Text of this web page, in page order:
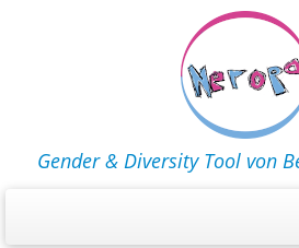
Gender & Diversity Tool von